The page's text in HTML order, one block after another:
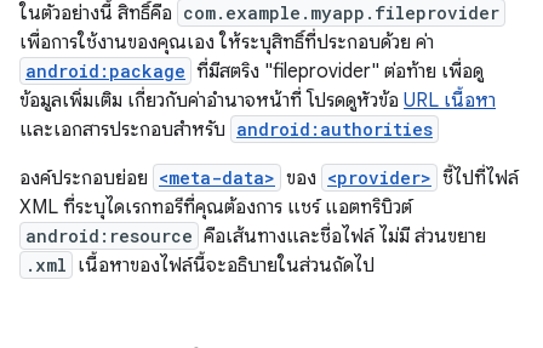
ในตัวอย่างนี้ สิทธิ์คือ com.example.myapp.fileprovider
เพื่อการใช้งานของคุณเอง ให้ระบุสิทธิ์ที่ประกอบด้วย ค่า
android:package ที่มีสตริง "fileprovider" ต่อท้าย เพื่อดู
ข้อมูลเพิ่มเติม เกี่ยวกับค่าอำนาจหน้าที่ โปรดดูหัวข้อ URL เนื้อหา
และเอกสารประกอบสำหรับ android:authorities
องค์ประกอบย่อย <meta-data> ของ <provider> ชี้ไปที่ไฟล์
XML ที่ระบุไดเรกทอรีที่คุณต้องการ แชร์ แอตทริบิวต์
android:resource คือเส้นทางและชื่อไฟล์ ไม่มี ส่วนขยาย
.xml เนื้อหาของไฟล์นี้จะอธิบายในส่วนถัดไป